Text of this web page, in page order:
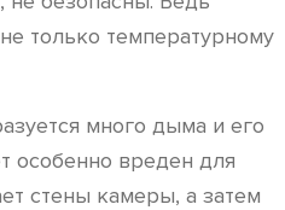
только температурному
много дыма и его
особенно вреден для
стены камеры, а затем